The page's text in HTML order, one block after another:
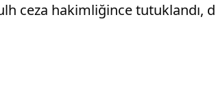
ceza hakimliğince tutuklandı,